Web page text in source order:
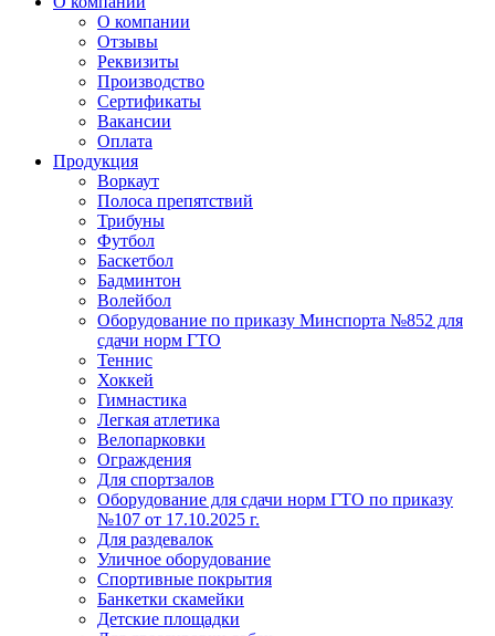
О компании
Отзывы
Реквизиты
Производство
Сертификаты
Вакансии
Оплата
Продукция
Воркаут
Полоса препятствий
Трибуны
Футбол
Баскетбол
Бадминтон
Волейбол
Оборудование по приказу Минспорта №852 для
сдачи норм ГТО
Теннис
Хоккей
Гимнастика
Легкая атлетика
Велопарковки
Ограждения
Для спортзалов
Оборудование для сдачи норм ГТО по приказу
№107 от 17.10.2025 г.
Для раздевалок
Уличное оборудование
Спортивные покрытия
Банкетки скамейки
Детские площадки